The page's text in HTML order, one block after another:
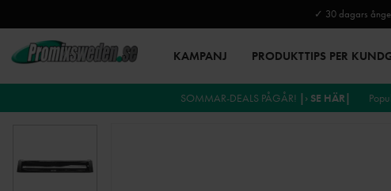
✓ 30 dagars
KAMPANJ PRODUKTTIPS PER
SOMMAR-DEALS PÅGÅR! |› SE HÄR|